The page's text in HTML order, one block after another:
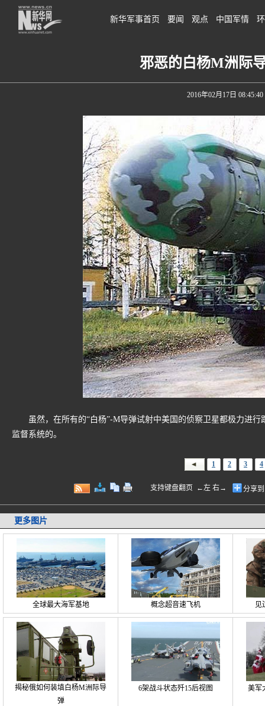
新华军事首页 要闻 观点 中国军情
邪恶的白杨M洲际
2016年02月17日 08:45:40
虽然，在所有的“白杨”-M导弹试射中美国的侦察卫星都极力进行
监督系统的。
1 2 3 4
支持键盘翻页 ←左 右→ 分享
更多图片
全球最大海军基地 概念超音速飞机 见
揭秘俄如何装填白杨M洲际导
弹
6架战斗状态歼15后视图 美军